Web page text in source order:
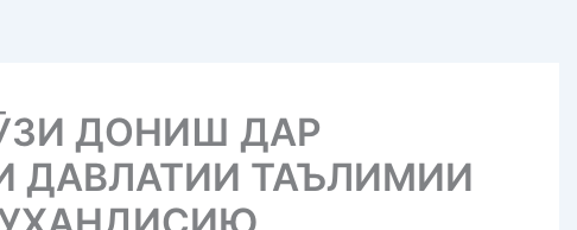
ДОНИШ ДАР
ДАВЛАТИИ ТАЪЛИМИИ